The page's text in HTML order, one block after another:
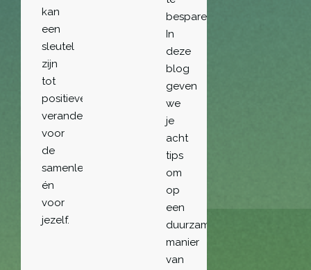
kan
een
sleutel
zijn
tot
positieve
verandering,
voor
de
samenleving
én
voor
jezelf.
besparen.
In
deze
blog
geven
we
je
acht
tips
om
op
een
duurzame
manier
van